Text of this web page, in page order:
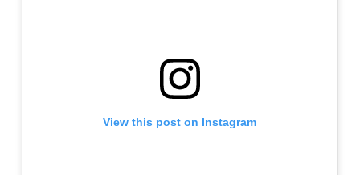
View this post on Instagram